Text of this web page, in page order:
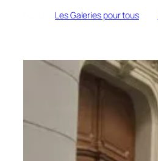
Les Galeries pour tousdans